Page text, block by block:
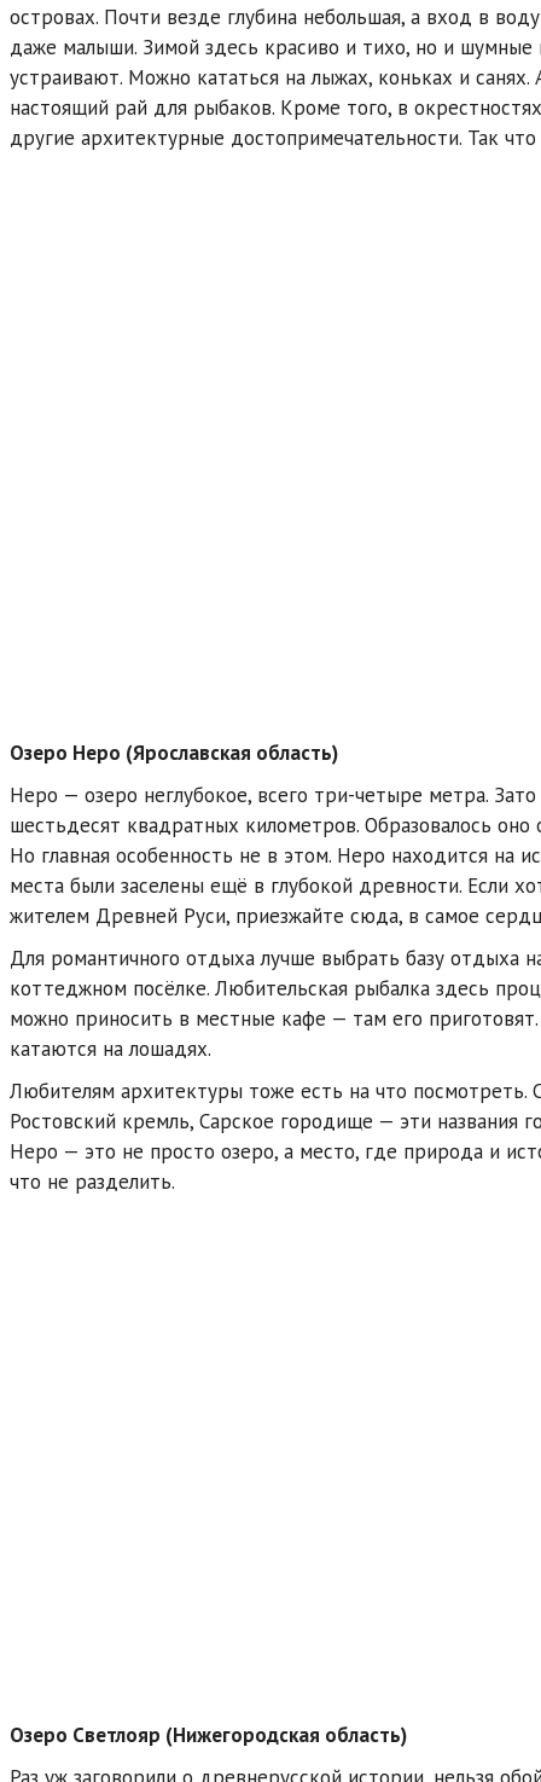
островах. Почти везде глубина небольшая, а вход в
даже малыши. Зимой здесь красиво и тихо, но и шумные
устраивают. Можно кататься на лыжах, коньках и
настоящий рай для рыбаков. Кроме того, в
другие архитектурные достопримечательности. Так
Озеро Неро (Ярославская область)
Неро — озеро неглубокое, всего три-четыре метра.
шестьдесят квадратных километров. Образовалось оно
Но главная особенность не в этом. Неро находится на
места были заселены ещё в глубокой древности. Если
жителем Древней Руси, приезжайте сюда, в самое
Для романтичного отдыха лучше выбрать базу отдыха
коттеджном посёлке. Любительская рыбалка здесь
можно приносить в местные кафе — там его
катаются на лошадях.
Любителям архитектуры тоже есть на что посмотреть.
Ростовский кремль, Сарское городище — эти названия
Неро — это не просто озеро, а место, где природа и
что не разделить.
Озеро Светлояр (Нижегородская область)